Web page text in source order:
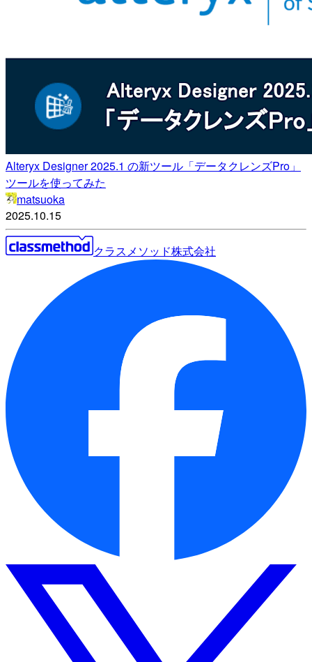
Alteryx Designer 2025.1 の新ツール「データクレンズPro」
ツールを使ってみた
matsuoka
2025.10.15
クラスメソッド株式会社